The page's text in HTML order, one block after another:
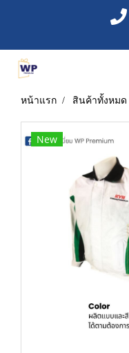
หน้าแรก สินค้าทั้งหมด
New